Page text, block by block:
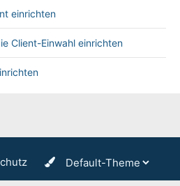
einrichten
Client-Einwahl einrichten